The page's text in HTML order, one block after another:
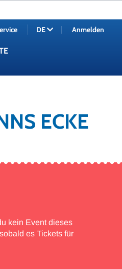
DE Anmelden
ECKE
kein Event dieses
es Tickets für